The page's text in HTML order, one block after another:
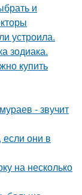
и
устроила.
зодиака.
купить
- звучит
они в
на несколько